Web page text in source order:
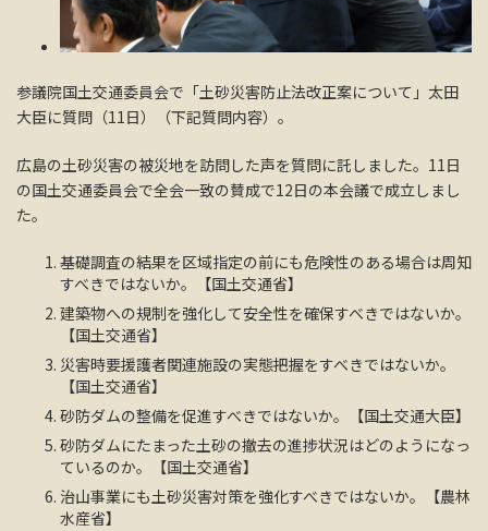
参議院国土交通委員会で「土砂災害防止法改正案について」太田
大臣に質問（11日）（下記質問内容）。
広島の土砂災害の被災地を訪問した声を質問に託しました。11日
の国土交通委員会で全会一致の賛成で12日の本会議で成立しまし
た。
基礎調査の結果を区域指定の前にも危険性のある場合は周知
すべきではないか。【国土交通省】
建築物への規制を強化して安全性を確保すべきではないか。
【国土交通省】
災害時要援護者関連施設の実態把握をすべきではないか。
【国土交通省】
砂防ダムの整備を促進すべきではないか。【国土交通大臣】
砂防ダムにたまった土砂の撤去の進捗状況はどのようになっ
ているのか。【国土交通省】
治山事業にも土砂災害対策を強化すべきではないか。【農林
水産省】